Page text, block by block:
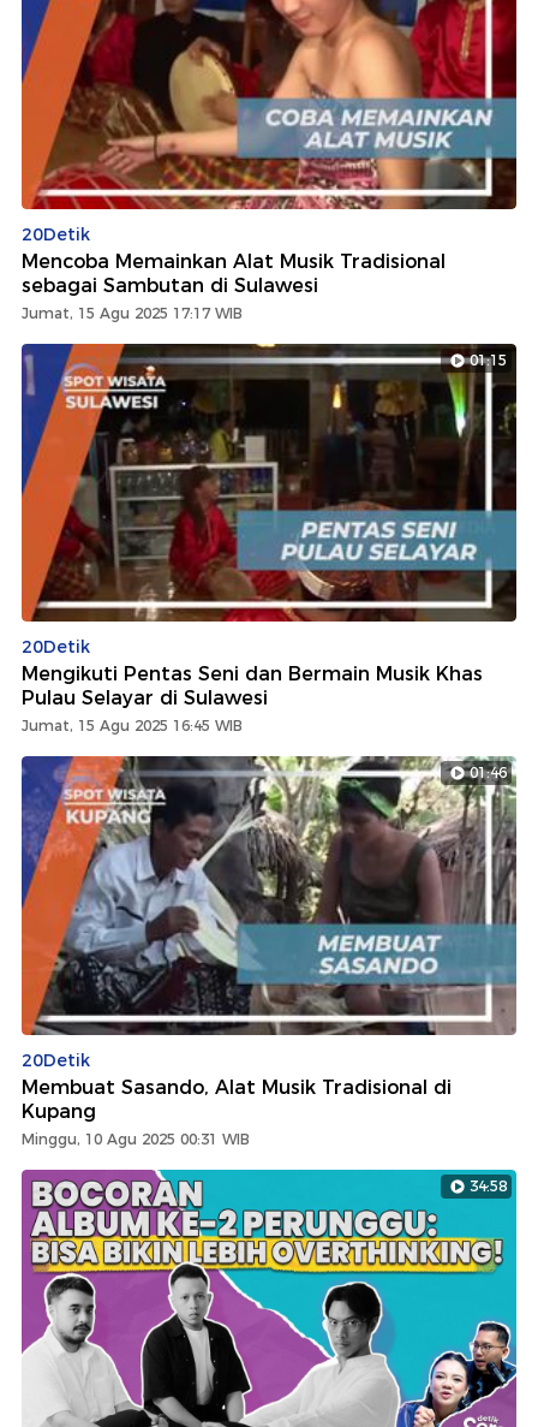
20Detik
Mencoba Memainkan Alat Musik Tradisional
sebagai Sambutan di Sulawesi
Jumat, 15 Agu 2025 17:17 WIB
01:15
20Detik
Mengikuti Pentas Seni dan Bermain Musik Khas
Pulau Selayar di Sulawesi
Jumat, 15 Agu 2025 16:45 WIB
01:46
20Detik
Membuat Sasando, Alat Musik Tradisional di
Kupang
Minggu, 10 Agu 2025 00:31 WIB
34:58